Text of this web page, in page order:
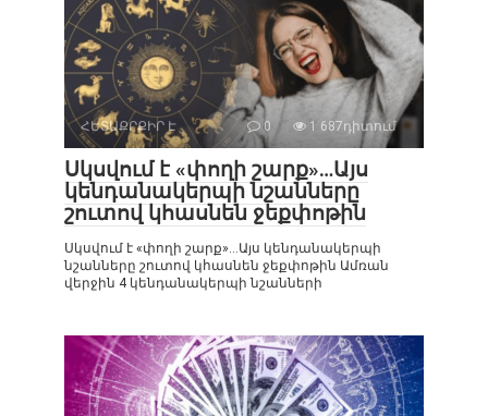
ՀԵՏԱՔՐՔԻՐ Է 0 1 687դիտում
Սկսվում է «փողի շարք»…Այս
կենդանակերպի նշանները
շուտով կհասնեն ջեքփոթին
Սկսվում է «փողի շարք»…Այս կենդանակերպի
նշանները շուտով կհասնեն ջեքփոթին Ամռան
վերջին 4 կենդանակերպի նշանների